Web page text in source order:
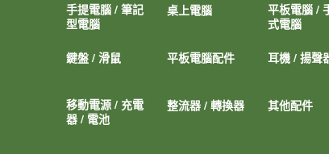
手提電腦 / 筆記
型電腦
桌上電腦
平板電腦 /
式電腦
鍵盤 / 滑鼠 平板電腦配件 耳機 / 揚聲
移動電源 / 充電
器 / 電池
整流器 / 轉換器 其他配件